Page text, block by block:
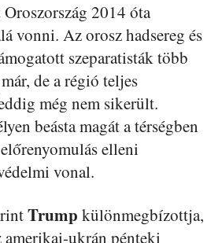
2014 óta
vonni. Az orosz hadsereg és
szeparatisták több
de a régió teljes
még nem sikerült.
beásta magát a térségben
elleni
vonal.
Trump különmegbízottja,
amerikai-ukrán pénteki